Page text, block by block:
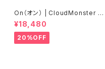
On（オン） | CloudMonster V
oid | Black/Black | Men
¥18,480
20%OFF